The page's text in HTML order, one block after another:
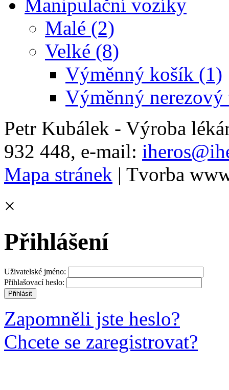
Manipulační vozíky
Malé (2)
Velké (8)
Výměnný košík (1)
Výměnný nerezový
Petr Kubálek - Výroba
932 448, e-mail:
Mapa stránek | Tvorba
×
Přihlášení
Uživatelské jméno:
Přihlašovací heslo:
Zapomněli jste heslo?
Chcete se zaregistrovat?